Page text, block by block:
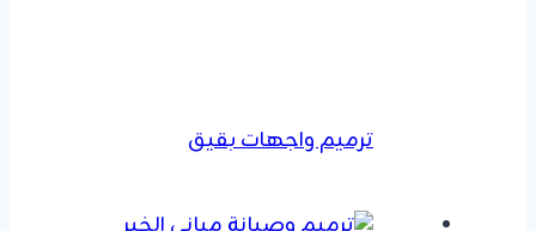
ترميم واجهات بقيق